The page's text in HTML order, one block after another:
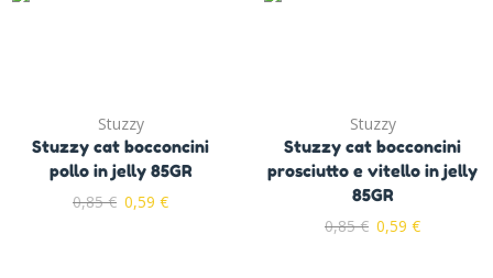
Stuzzy
Stuzzy cat bocconcini
pollo in jelly 85GR
0,85€ 0,59 €
Stuzzy
Stuzzy cat bocconcini
prosciutto e vitello in jelly
85GR
0,85€ 0,59 €